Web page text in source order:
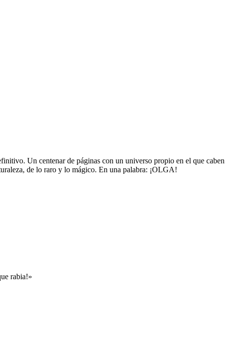
Un centenar de páginas con un universo propio en el que caben
de lo raro y lo mágico. En una palabra: ¡OLGA!
rabia!»